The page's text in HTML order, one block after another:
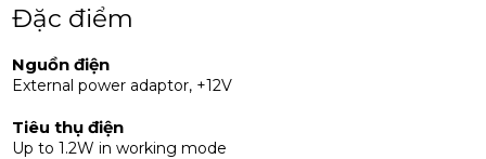
chuyện ở cả hai bên.
Đặc điểm
Nguồn điện
External power adaptor, +12V
Tiêu thụ điện
Up to 1.2W in working mode